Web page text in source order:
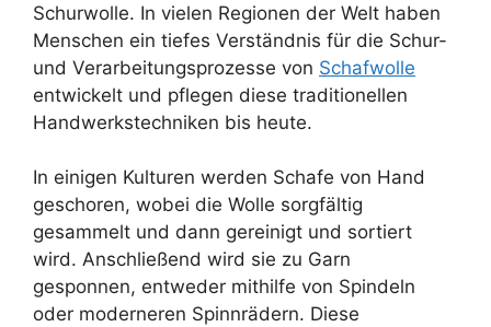
Schurwolle. In vielen Regionen der Welt haben
Menschen ein tiefes Verständnis für die Schur-
und Verarbeitungsprozesse von Schafwolle
entwickelt und pflegen diese traditionellen
Handwerkstechniken bis heute.
In einigen Kulturen werden Schafe von Hand
geschoren, wobei die Wolle sorgfältig
gesammelt und dann gereinigt und sortiert
wird. Anschließend wird sie zu Garn
gesponnen, entweder mithilfe von Spindeln
oder moderneren Spinnrädern. Diese